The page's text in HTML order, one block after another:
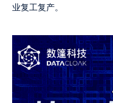
业复工复产。